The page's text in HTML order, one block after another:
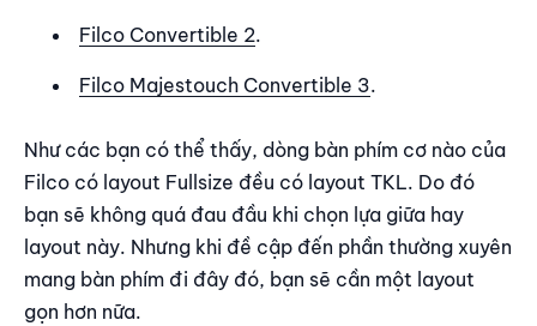
Filco Convertible 2.
Filco Majestouch Convertible 3.
Như các bạn có thể thấy, dòng bàn phím cơ nào của
Filco có layout Fullsize đều có layout TKL. Do đó
bạn sẽ không quá đau đầu khi chọn lựa giữa hay
layout này. Nhưng khi đề cập đến phần thường xuyên
mang bàn phím đi đây đó, bạn sẽ cần một layout
gọn hơn nữa.